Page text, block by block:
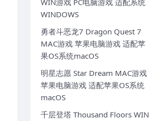
WIN游戏 PC电脑游戏 适配系统
WINDOWS
勇者斗恶龙7 Dragon Quest 7
MAC游戏 苹果电脑游戏 适配苹
果OS系统macOS
明星志愿 Star Dream MAC游戏
苹果电脑游戏 适配苹果OS系统
macOS
千层登塔 Thousand Floors WIN